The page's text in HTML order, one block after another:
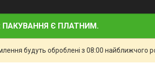
ПАКУВАННЯ Є ПЛАТНИМ.
будуть оброблені з 08:00 найближчого